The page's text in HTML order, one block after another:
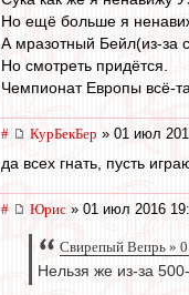
Но ещё больше я
А мразотный Бейл(из-за
Но смотреть придётся.
Чемпионат Европы всё-
# КурБекБер » 01 июл
да всех гнать, пусть
# Юрис » 01 июл 2016
Свирепый Вепрь »
Нельзя же из-за